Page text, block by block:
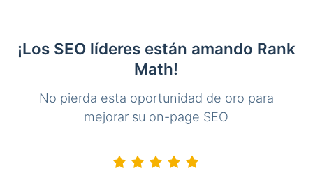
¡Los SEO líderes están amando Rank
Math!
No pierda esta oportunidad de oro para
mejorar su on-page SEO